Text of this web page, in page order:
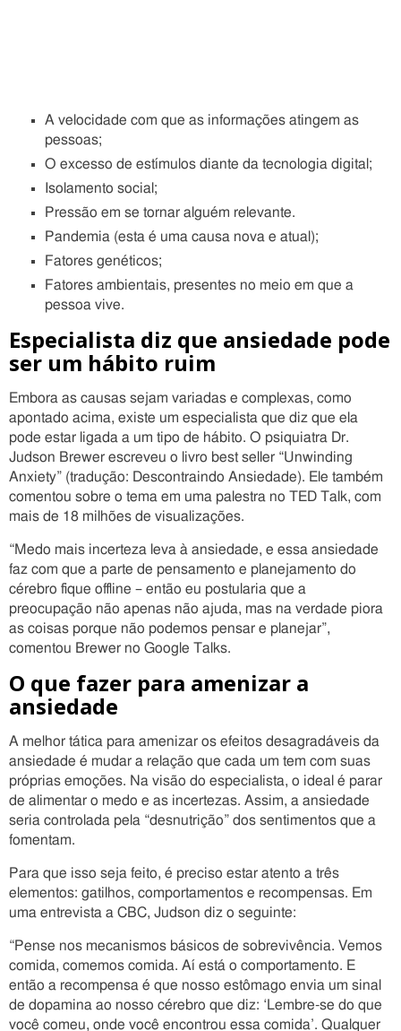
A velocidade com que as informações atingem as
pessoas;
O excesso de estímulos diante da tecnologia digital;
Isolamento social;
Pressão em se tornar alguém relevante.
Pandemia (esta é uma causa nova e atual);
Fatores genéticos;
Fatores ambientais, presentes no meio em que a
pessoa vive.
Especialista diz que ansiedade pode
ser um hábito ruim
Embora as causas sejam variadas e complexas, como
apontado acima, existe um especialista que diz que ela
pode estar ligada a um tipo de hábito. O psiquiatra Dr.
Judson Brewer escreveu o livro best seller “Unwinding
Anxiety” (tradução: Descontraindo Ansiedade). Ele também
comentou sobre o tema em uma palestra no TED Talk, com
mais de 18 milhões de visualizações.
“Medo mais incerteza leva à ansiedade, e essa ansiedade
faz com que a parte de pensamento e planejamento do
cérebro fique offline – então eu postularia que a
preocupação não apenas não ajuda, mas na verdade piora
as coisas porque não podemos pensar e planejar”,
comentou Brewer no Google Talks.
O que fazer para amenizar a
ansiedade
A melhor tática para amenizar os efeitos desagradáveis da
ansiedade é mudar a relação que cada um tem com suas
próprias emoções. Na visão do especialista, o ideal é parar
de alimentar o medo e as incertezas. Assim, a ansiedade
seria controlada pela “desnutrição” dos sentimentos que a
fomentam.
Para que isso seja feito, é preciso estar atento a três
elementos: gatilhos, comportamentos e recompensas. Em
uma entrevista a CBC, Judson diz o seguinte:
“Pense nos mecanismos básicos de sobrevivência. Vemos
comida, comemos comida. Aí está o comportamento. E
então a recompensa é que nosso estômago envia um sinal
de dopamina ao nosso cérebro que diz: ‘Lembre-se do que
você comeu, onde você encontrou essa comida’. Qualquer